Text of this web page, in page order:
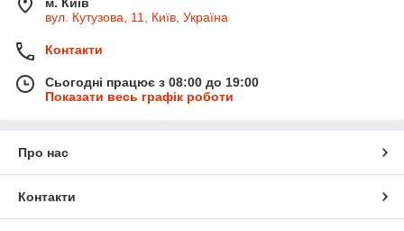
вул. Кутузова, 11, Київ, Україна
Контакти
Сьогодні працює з 08:00 до 19:00
Показати весь графік роботи
Про нас
Контакти